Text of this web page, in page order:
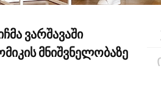
ვარშავაში
მნიშვნელობაზე